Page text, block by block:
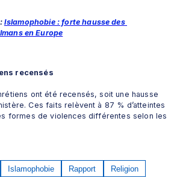
Islamophobie : forte hausse des
en Europe
recensés
ont été recensés, soit une hausse
Ces faits relèvent à 87 % d’atteintes
formes de violences différentes selon les
Islamophobie Rapport Religion